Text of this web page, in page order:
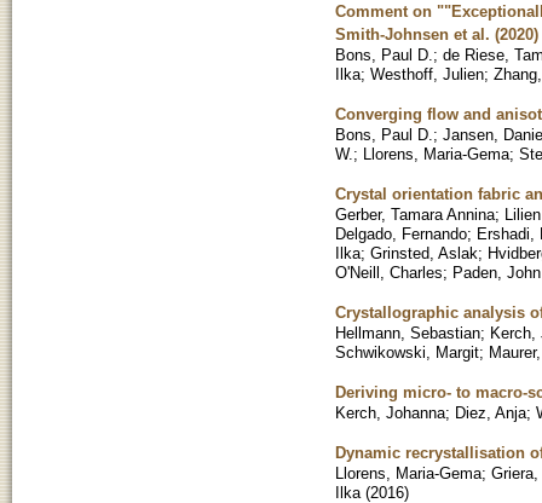
Comment on
Smith-Johnsen et al. (2020)
Bons, Paul D. ; de Riese,
Ilka; Westhoff, Julien;
Converging flow and
Bons, Paul D. ; Jansen,
W. ; Llorens, Maria-Gema;
Crystal orientation fabric
Gerber, Tamara Annina;
Delgado, Fernando; Ershadi,
Ilka; Grinsted, Aslak;
O'Neill, Charles; Paden, John
Crystallographic analysis
Hellmann, Sebastian; Kerch,
Schwikowski, Margit;
Deriving micro- to macro-
Kerch, Johanna; Diez, Anja;
Dynamic recrystallisation
Llorens, Maria-Gema; Griera,
Ilka (2016)